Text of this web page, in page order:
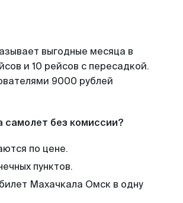
выгодные месяца в
и 10 рейсов с пересадкой.
9000 рублей
самолет без комиссии?
по цене.
пунктов.
Махачкала Омск в одну